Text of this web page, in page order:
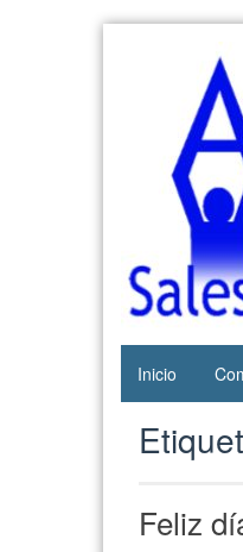
Web del
AMPA del
Colegio
Salesianos
de Atocha
Inicio
Feliz